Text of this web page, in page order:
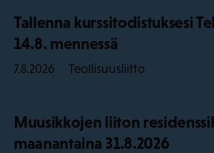
Tallenna kurssitodistuksesi
14.8. mennessä
7.8.2026 Teollisuusliitto
Muusikkojen liiton
maanantaina 31.8.2026